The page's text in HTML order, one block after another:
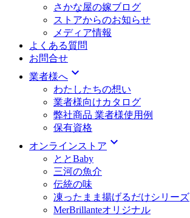
さかな屋の嫁ブログ
ストアからのお知らせ
メディア情報
よくある質問
お問合せ
業者様へ expand_more
わたしたちの想い
業者様向けカタログ
弊社商品 業者様使用例
保有資格
オンラインストア expand_more
ととBaby
三河の魚介
伝統の味
凍ったまま揚げるだけシリーズ
MerBrillanteオリジナル